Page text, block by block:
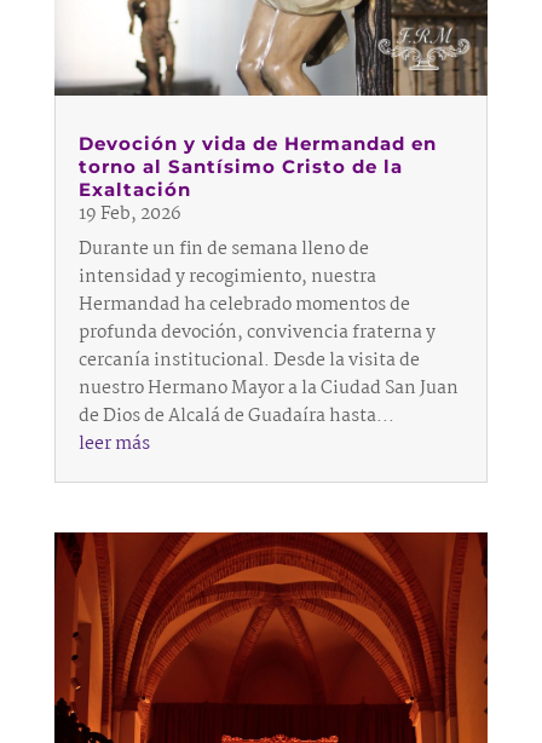
Devoción y vida de Hermandad en
torno al Santísimo Cristo de la
Exaltación
19 Feb, 2026
Durante un fin de semana lleno de
intensidad y recogimiento, nuestra
Hermandad ha celebrado momentos de
profunda devoción, convivencia fraterna y
cercanía institucional. Desde la visita de
nuestro Hermano Mayor a la Ciudad San Juan
de Dios de Alcalá de Guadaíra hasta...
leer más